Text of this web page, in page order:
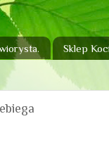
Sklep